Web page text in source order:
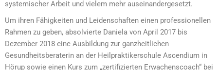
systemischer Arbeit und vielem mehr auseinandergesetzt.
Um ihren Fähigkeiten und Leidenschaften einen professionellen
Rahmen zu geben, absolvierte Daniela von April 2017 bis
Dezember 2018 eine Ausbildung zur ganzheitlichen
Gesundheitsberaterin an der Heilpraktikerschule Ascendium in
Hörup sowie einen Kurs zum „zertifizierten Erwachenscoach“ bei